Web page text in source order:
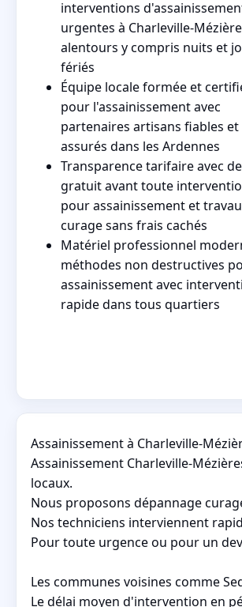
interventions
urgentes à Charleville-
alentours y compris nuits et
fériés
Équipe locale formée et
pour l'assainissement avec
partenaires artisans fiables et
assurés dans les Ardennes
Transparence tarifaire avec
gratuit avant toute
pour assainissement et
curage sans frais cachés
Matériel professionnel
méthodes non destructives
assainissement avec
rapide dans tous quartiers
Assainissement à Charleville-
Assainissement Charleville-
locaux.
Nous proposons dépannage
Nos techniciens interviennent
Pour toute urgence ou pour un
Les communes voisines comme
Le délai moyen d'intervention en